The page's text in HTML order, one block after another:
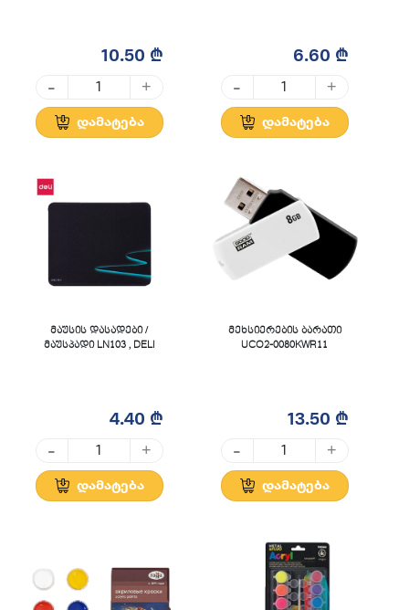
10.50 ₾
- +
დამატება
6.60 ₾
- +
დამატება
მაუსის დასადები /
მაუსპადი LN103 , DELI
4.40 ₾
- +
დამატება
მეხსიერების ბარათი
UCO2-0080KWR11
13.50 ₾
- +
დამატება